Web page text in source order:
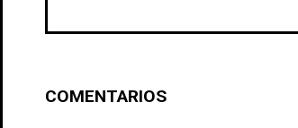
COMENTARIOS